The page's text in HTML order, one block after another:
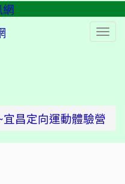
昌定向運動體驗營